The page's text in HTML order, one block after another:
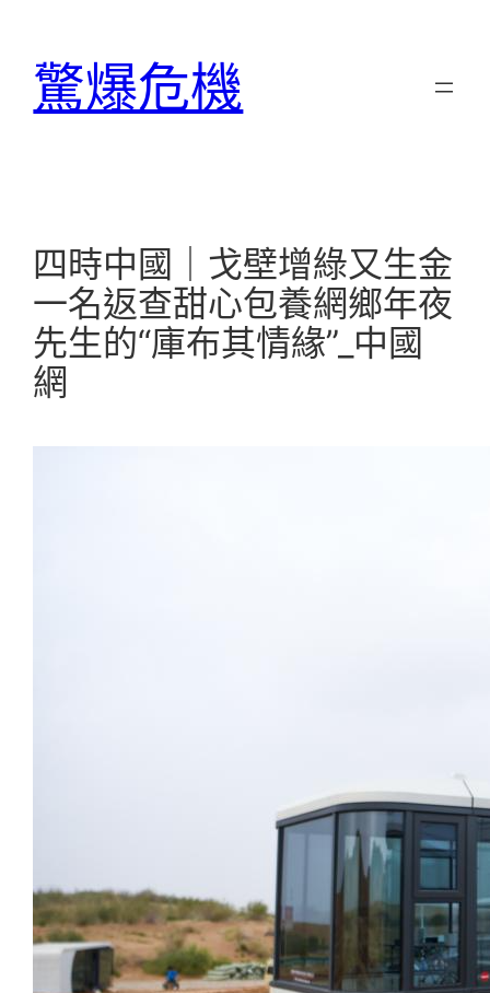
驚爆危機
四時中國｜戈壁增綠又生金
一名返查甜心包養網鄉年夜
先生的“庫布其情緣”_中國
網